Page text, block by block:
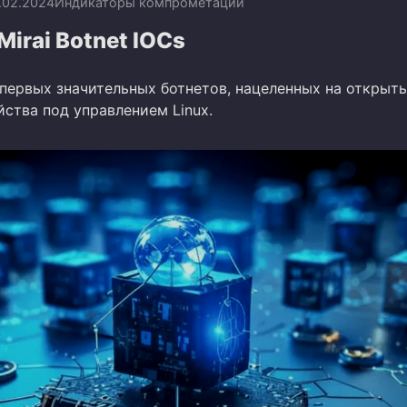
Botnet IOCs
значительных ботнетов, нацеленных на
под управлением Linux.